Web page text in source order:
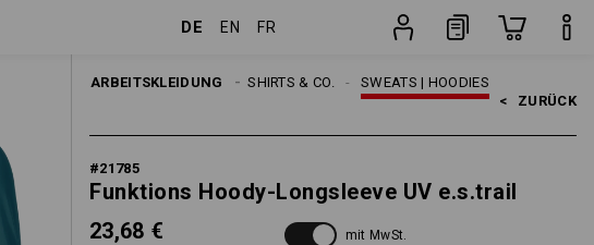
DE EN FR
ARBEITSKLEIDUNG SWEATS | HOODIES
SHIRTS & CO.
HERREN
< ZURÜCK
#21785
Funktions Hoody-Longsleeve UV e.s.trail
23,68 €
mit MwSt.